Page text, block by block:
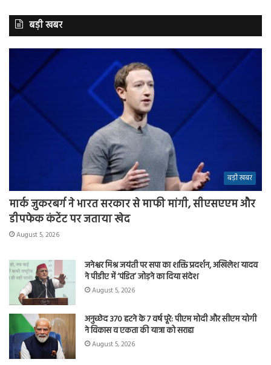
बड़ी खबर
बड़ी खबर
मार्क जुकरबर्ग ने भारत सरकार से माफी मांगी, सीएसएएम और
डीपफेक कंटेंट पर जताया खेद
August 5, 2026
जनेश्वर मिश्र जयंती पर सपा का शक्ति प्रदर्शन, अखिलेश यादव
ने पीडीए में ‘पंडित’ जोड़ने का दिया संदेश
August 5, 2026
अनुच्छेद 370 हटने के 7 वर्ष पूरे: पीएम मोदी और सीएम योगी
ने विकास व एकता की यात्रा को सराहा
August 5, 2026